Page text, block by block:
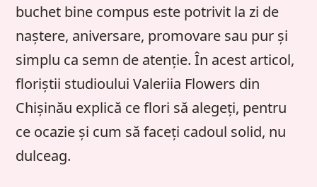
buchet bine compus este potrivit la zi de
naștere, aniversare, promovare sau pur și
simplu ca semn de atenție. În acest articol,
floriștii studioului Valeriia Flowers din
Chișinău explică ce flori să alegeți, pentru
ce ocazie și cum să faceți cadoul solid, nu
dulceag.